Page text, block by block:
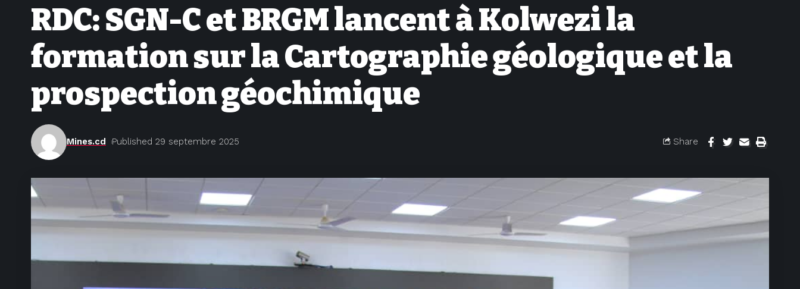
RDC: SGN-C et BRGM lancent à Kolwezi la
formation sur la Cartographie géologique et la
prospection géochimique
Mines.cd Published 29 septembre 2025 Share